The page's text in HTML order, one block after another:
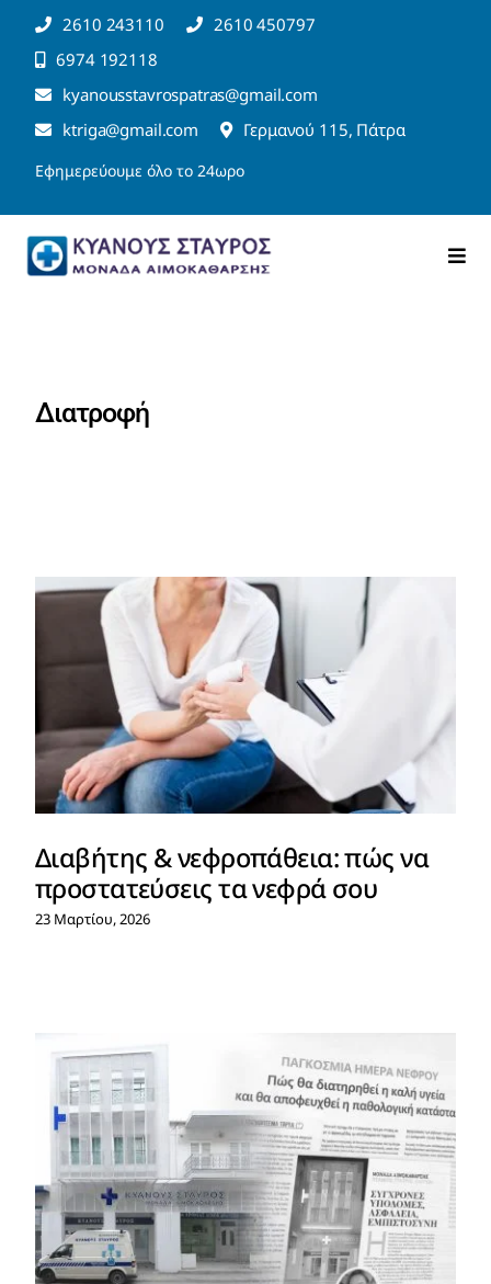
Μετάβαση
στο
περιεχόμενο
2610 243110
2610 450797
6974 192118
kyanousstavrospatras@gmail.com
ktriga@gmail.com
Γερμανού 115, Πάτρα
Εφημερεύουμε όλο το 24ωρο
Πληροφορίες
Άρθρα
Επικοινωνία
Διατροφή
Διαβήτης & νεφροπάθεια: πώς να
προστατεύσεις τα νεφρά σου
23 Μαρτίου, 2026